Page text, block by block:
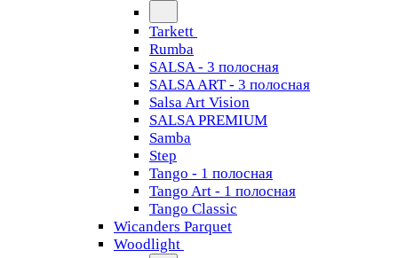
Tarkett
Rumba
SALSA - 3 полосная
SALSA ART - 3 полосная
Salsa Art Vision
SALSA PREMIUM
Samba
Step
Tango - 1 полосная
Tango Art - 1 полосная
Tango Classiс
Wicanders Parquet
Woodlight